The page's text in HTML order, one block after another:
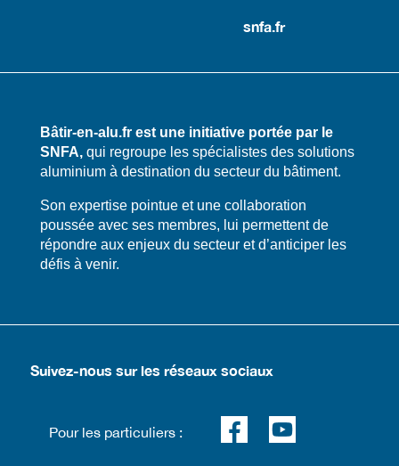
snfa.fr
Bâtir-en-alu.fr est une initiative portée par le
SNFA,qui regroupe les spécialistes des solutions
aluminium à destination du secteur du bâtiment.
​​Son expertise pointue et une collaboration
poussée avec ses membres, lui permettent de
répondre aux enjeux du secteur et d’anticiper les
défis à venir.
Suivez-nous sur les réseaux sociaux
Pour les particuliers :